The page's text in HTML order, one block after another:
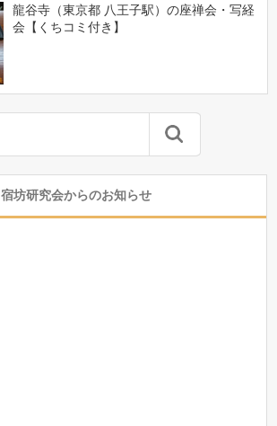
龍谷寺（東京都 八王子駅）の座禅会・写経
会【くちコミ付き】
宿坊研究会からのお知らせ